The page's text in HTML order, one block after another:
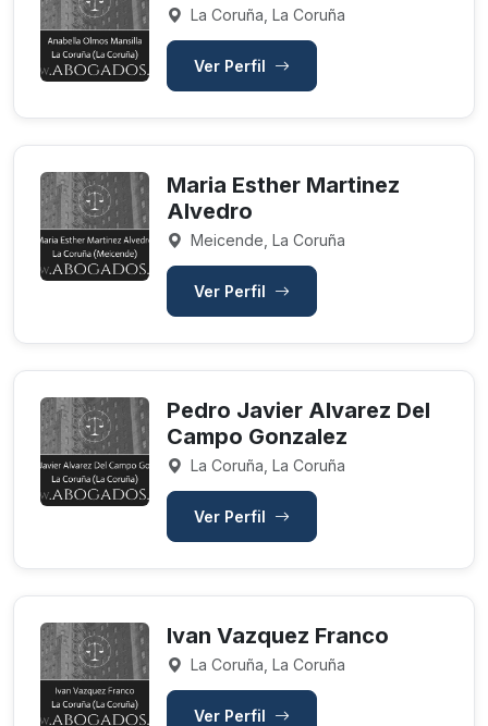
La Coruña, La Coruña
Ver Perfil
Maria Esther Martinez
Alvedro
Meicende, La Coruña
Ver Perfil
Pedro Javier Alvarez Del
Campo Gonzalez
La Coruña, La Coruña
Ver Perfil
Ivan Vazquez Franco
La Coruña, La Coruña
Ver Perfil